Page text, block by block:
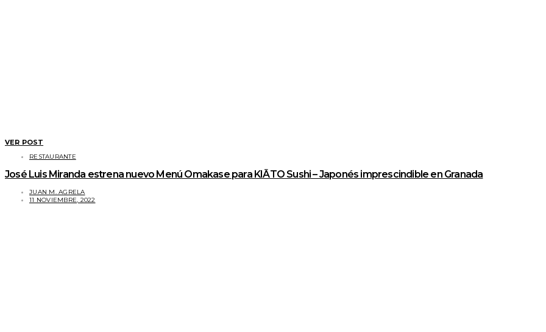
VER POST
RESTAURANTE
José Luis Miranda estrena nuevo Menú Omakase para KIĀTO Sushi – Japonés imprescindible en Granada
JUAN M. AGRELA
11 NOVIEMBRE, 2022